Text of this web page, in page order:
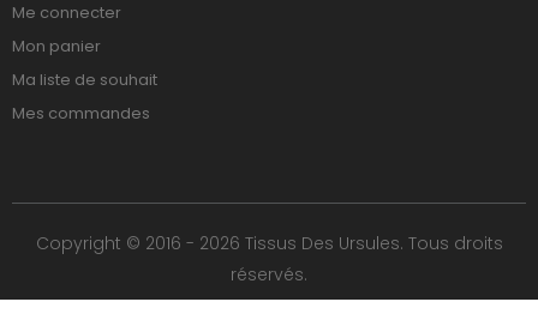
Me connecter
Mon panier
Ma liste de souhait
Mes commandes
Copyright © 2016 - 2026 Tissus Des Ursules. Tous droits
réservés.